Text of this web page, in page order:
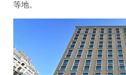
等地。